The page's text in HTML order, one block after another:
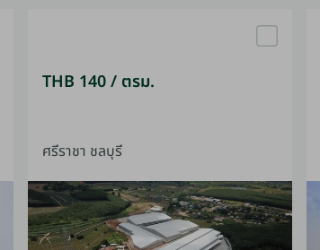
THB 140 / ตรม.
ศรีราชา ชลบุรี